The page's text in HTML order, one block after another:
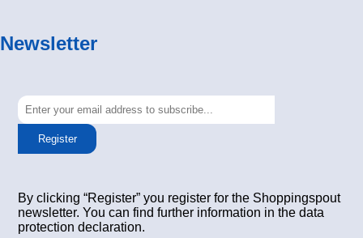
Newsletter
Register
By clicking “Register” you register for the Shoppingspout
newsletter. You can find further information in the data
protection declaration.